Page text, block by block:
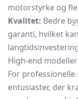
motorstyrke og
Kvalitet: Bedre
garanti, hvilket
High-end modeller
For professionelle
entusiaster, der